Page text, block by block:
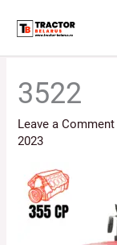
content
3522
Leave a Comment
2023